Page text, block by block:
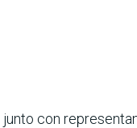
junto con